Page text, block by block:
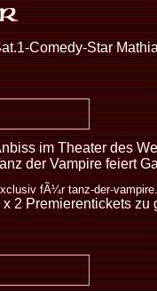
Comedy-Star
im Theater des
der Vampire feiert
fÃ¼r tanz-der-
x 2 Premierentickets zu